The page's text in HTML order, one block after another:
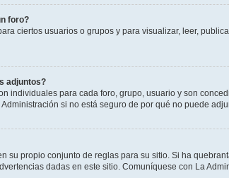
foro?
ciertos usuarios o grupos y para visualizar, leer,
adjuntos?
individuales para cada foro, grupo, usuario y son
si no está seguro de por qué no puede
su propio conjunto de reglas para su sitio. Si ha
dadas en este sitio. Comuníquese con La